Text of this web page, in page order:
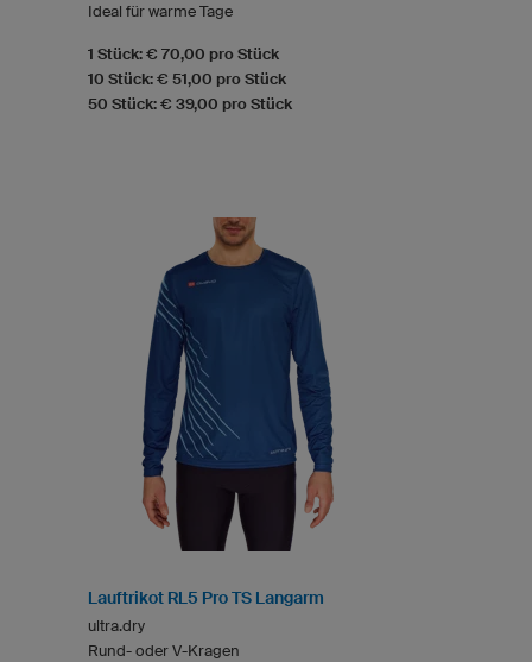
Ideal für warme Tage
1 Stück: € 70,00 pro Stück
10 Stück: € 51,00 pro Stück
50 Stück: € 39,00 pro Stück
Lauftrikot RL5 Pro TS Langarm
ultra.dry
Rund- oder V-Kragen